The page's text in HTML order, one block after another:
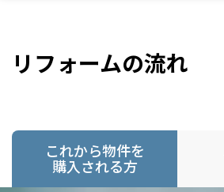
リフォームの流れ
これから物件を
購入される方